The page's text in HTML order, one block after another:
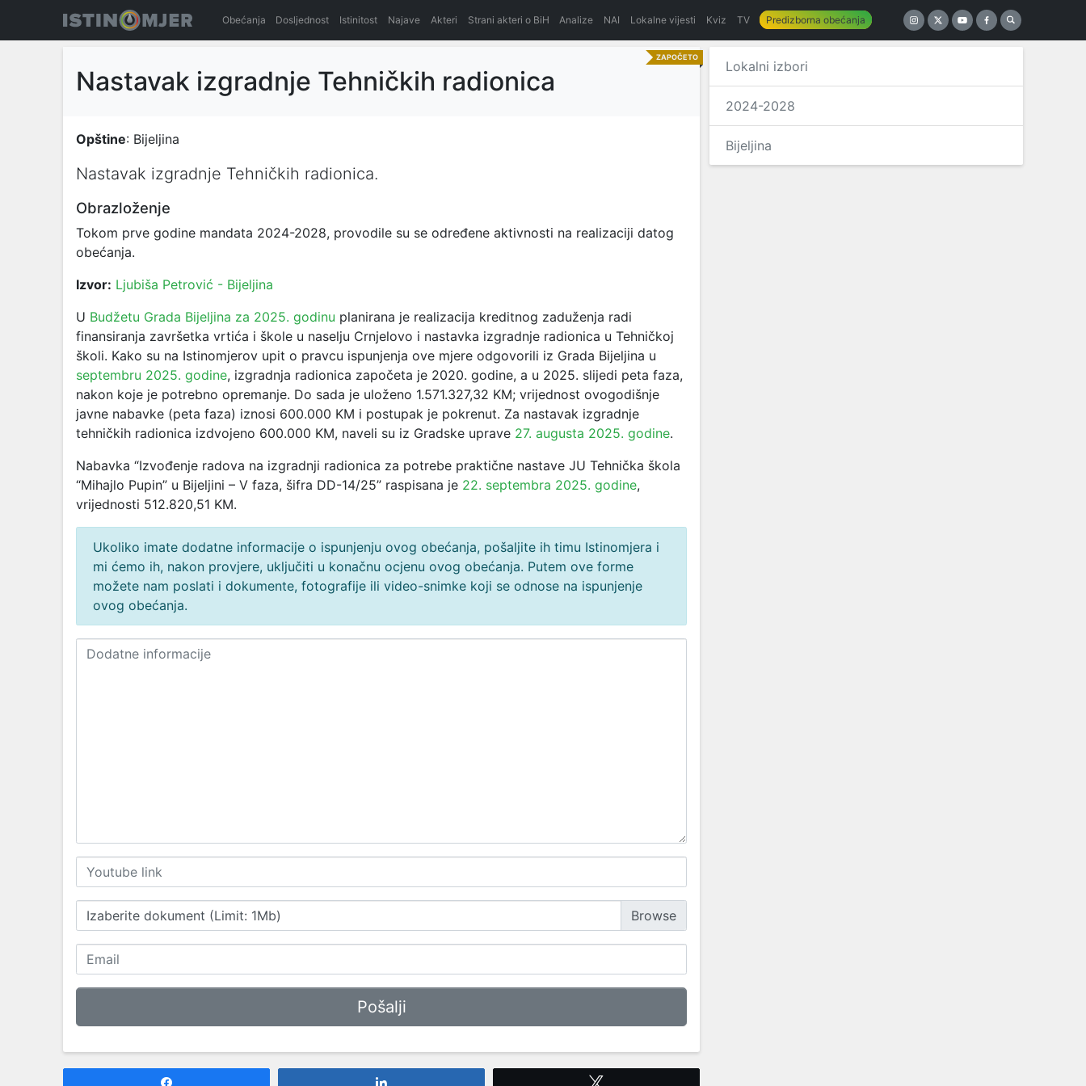
Obećanja Dosljednost Istinitost Najave Akteri Strani akteri o BiH Analize NAI Lokalne vijesti Kviz TV Predizborna obećanja
ZAPOČETO
Nastavak izgradnje Tehničkih radionica
Opštine: Bijeljina
Nastavak izgradnje Tehničkih radionica.
Obrazloženje
Tokom prve godine mandata 2024-2028, provodile su se određene aktivnosti na realizaciji datog
obećanja.
Izvor: Ljubiša Petrović - Bijeljina
U Budžetu Grada Bijeljina za 2025. godinu planirana je realizacija kreditnog zaduženja radi
finansiranja završetka vrtića i škole u naselju Crnjelovo i nastavka izgradnje radionica u Tehničkoj
školi. Kako su na Istinomjerov upit o pravcu ispunjenja ove mjere odgovorili iz Grada Bijeljina u
septembru 2025. godine, izgradnja radionica započeta je 2020. godine, a u 2025. slijedi peta faza,
nakon koje je potrebno opremanje. Do sada je uloženo 1.571.327,32 KM; vrijednost ovogodišnje
javne nabavke (peta faza) iznosi 600.000 KM i postupak je pokrenut. Za nastavak izgradnje
tehničkih radionica izdvojeno 600.000 KM, naveli su iz Gradske uprave 27. augusta 2025. godine.
Nabavka “Izvođenje radova na izgradnji radionica za potrebe praktične nastave JU Tehnička škola
“Mihajlo Pupin” u Bijeljini – V faza, šifra DD-14/25” raspisana je 22. septembra 2025. godine,
vrijednosti 512.820,51 KM.
Ukoliko imate dodatne informacije o ispunjenju ovog obećanja, pošaljite ih timu Istinomjera i
mi ćemo ih, nakon provjere, uključiti u konačnu ocjenu ovog obećanja. Putem ove forme
možete nam poslati i dokumente, fotografije ili video-snimke koji se odnose na ispunjenje
ovog obećanja.
Izaberite dokument (Limit: 1Mb)
Lokalni izbori
2024-2028
Bijeljina